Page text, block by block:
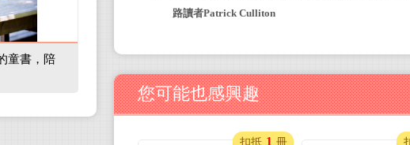
路讀者Patrick Culliton
您可能也感興趣
扣抵 1 冊
童書，陪